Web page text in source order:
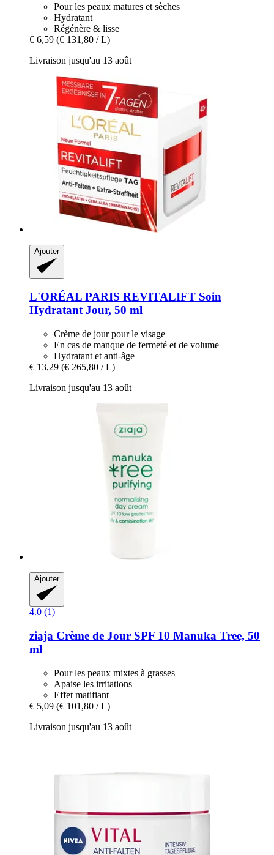
Pour les peaux matures et sèches
Hydratant
Régénère & lisse
€ 6,59 (€ 131,80 / L)
Livraison jusqu'au 13 août
Ajouter
L'ORÉAL PARIS REVITALIFT Soin
Hydratant Jour, 50 ml
Crème de jour pour le visage
En cas de manque de fermeté et de volume
Hydratant et anti-âge
€ 13,29 (€ 265,80 / L)
Livraison jusqu'au 13 août
Ajouter
4.0 (1)
ziaja Crème de Jour SPF 10 Manuka Tree, 50
ml
Pour les peaux mixtes à grasses
Apaise les irritations
Effet matifiant
€ 5,09 (€ 101,80 / L)
Livraison jusqu'au 13 août